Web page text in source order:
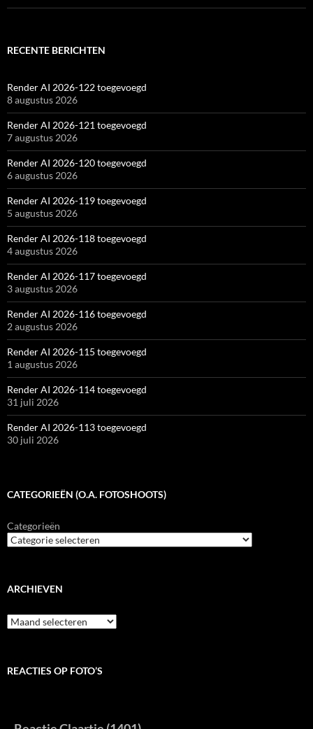
RECENTE BERICHTEN
Render AI 2026-122 toegevoegd
8 augustus 2026
Render AI 2026-121 toegevoegd
7 augustus 2026
Render AI 2026-120 toegevoegd
6 augustus 2026
Render AI 2026-119 toegevoegd
5 augustus 2026
Render AI 2026-118 toegevoegd
4 augustus 2026
Render AI 2026-117 toegevoegd
3 augustus 2026
Render AI 2026-116 toegevoegd
2 augustus 2026
Render AI 2026-115 toegevoegd
1 augustus 2026
Render AI 2026-114 toegevoegd
31 juli 2026
Render AI 2026-113 toegevoegd
30 juli 2026
CATEGORIEËN (O.A. FOTOSHOOTS)
Categorieën
ARCHIEVEN
Archieven
REACTIES OP FOTO’S